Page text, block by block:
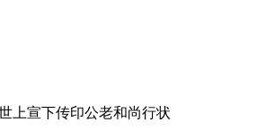
上宣下传印公老和尚行状